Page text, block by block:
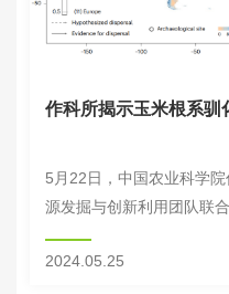
作科所揭示玉米根系驯
5月22日，中国农业科学
源发掘与创新利用团队联
及全球适应性过程中，种
轨迹，鉴定了控制种子根
2024.05.25